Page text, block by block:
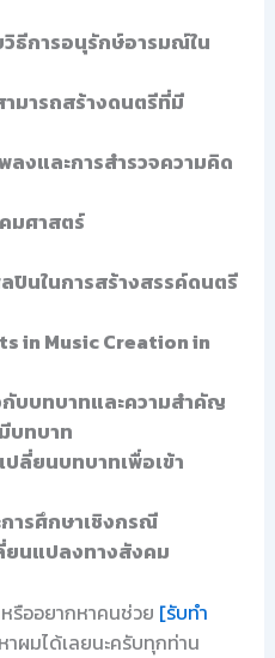
วิธีการอนุรักษ์อารมณ์ใน
มารถสร้างดนตรีที่มี
ลงและการสำรวจความคิด
มศาสตร์
ปินในการสร้างสรรค์ดนตรี
in Music Creation in
กับบทบาทและความสำคัญ
บทบาท
ลี่ยนบทบาทเพื่อเข้า
ารศึกษาเชิงกรณี
ยนแปลงทางสังคม
รืออยากหาคนช่วย [รับทำ
ผมได้เลยนะครับทุกท่าน